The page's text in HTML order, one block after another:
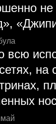
не
всю
на